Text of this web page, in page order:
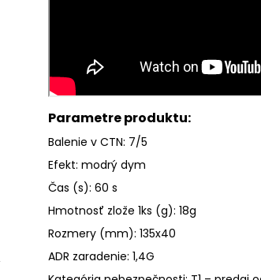
Parametre produktu:
Balenie v CTN: 7/5
Efekt: modrý dym
Čas (s): 60 s
Hmotnosť zlože 1ks (g): 18g
Rozmery (mm): 135x40
ADR zaradenie: 1,4G